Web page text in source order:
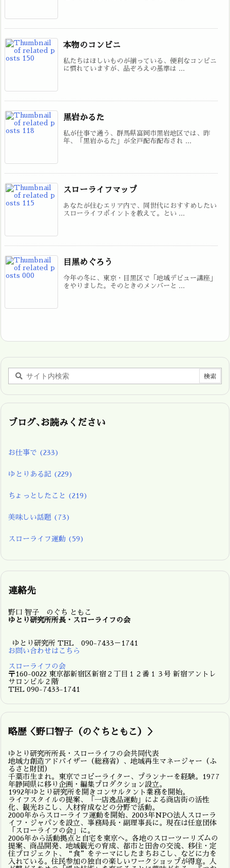
本物のコンビニ
私たちはほしいものが揃っている、便利なコンビニ
に慣れていますが、品ぞろえの基準は ...
黒岩かるた
私が仕事で通う、群馬県富岡市黒岩地区では、昨
年、「黒岩かるた」が全戸配布配布され ...
スローライフマップ
あなたが住むエリア内で、同世代におすすめしたい
スローライフポイントを教えて。とい ...
目黒めぐろう
今年の冬に、東京・目黒区で「地域デビュー講座」
をやりました。そのときのメンバーと ...
ブログ､お読みください
お仕事で (233)
ゆとりある記 (229)
ちょっとしたこと (219)
美味しい話題 (73)
スローライフ運動 (59)
連絡先
野口 智子 のぐち ともこ
ゆとり研究所所長・スローライフの会
ゆとり研究所 TEL 090-7433－1741
お問い合わせはこちら
スローライフの会
〒160-0022 東京都新宿区新宿２丁目１２番１３号 新宿アントレ
サロンビル２階
TEL 090-7433-1741
略歴＜野口智子（のぐちともこ）＞
ゆとり研究所所長・スローライフの会共同代表
地域力創造アドバイザー（総務省）、地域再生マネージャー（ふ
るさと財団）
千葉市生まれ。東京でコピーライター、プランナーを経験。1977
年静岡県に移り企画・編集プロダクション設立。
1992年ゆとり研究所を開きコンサルタント業務を開始。
ライフスタイルの提案、「一店逸品運動」による商店街の活性
化、観光おこし、人材育成などの分野で活動。
2000年からスローライフ運動を開始、2003年NPO法人スローラ
イフ・ジャパンを設立、事務局長・副理事長に。現在は任意団体
「スローライフの会」に。
2006年から活動拠点と自宅を東京へ。各地のスローツーリズムの
提案、商品開発、地域観光の育成、都市と田舎の交流、移住・定
住プロジェクト、“食”をテーマにしたまちおこし、などに力を
入れている。住民参加の独自の楽しいワークショップが得意。人